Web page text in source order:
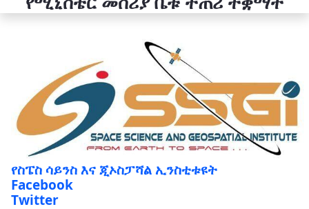
የስፔስ ሳይንስ እና ጂኦስፓሻል ኢንስቲቱዩት
Facebook
Twitter
Youtube